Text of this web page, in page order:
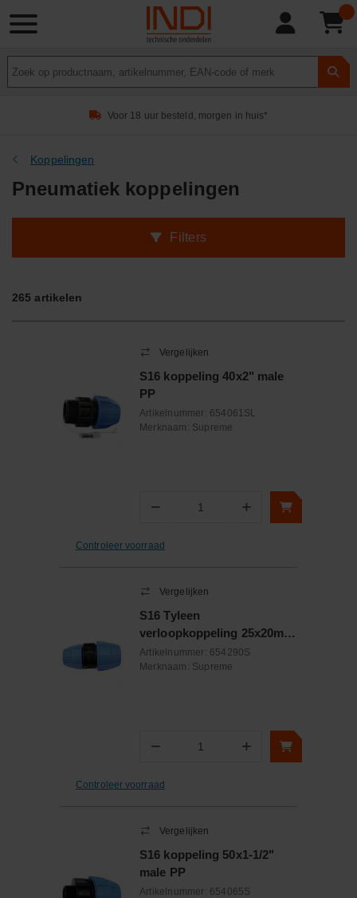
Voor 18 uur besteld, morgen in huis*
Koppelingen
Pneumatiek koppelingen
Filters
265 artikelen
Vergelijken
S16 koppeling 40x2" male
PP
Artikelnummer: 654061SL
Merknaam: Supreme
− Aantal +
Controleer voorraad
Vergelijken
S16 Tyleen
verloopkoppeling 25x20mm
PP
Artikelnummer: 654290S
Merknaam: Supreme
− Aantal +
Controleer voorraad
Vergelijken
S16 koppeling 50x1-1/2"
male PP
Artikelnummer: 654065S